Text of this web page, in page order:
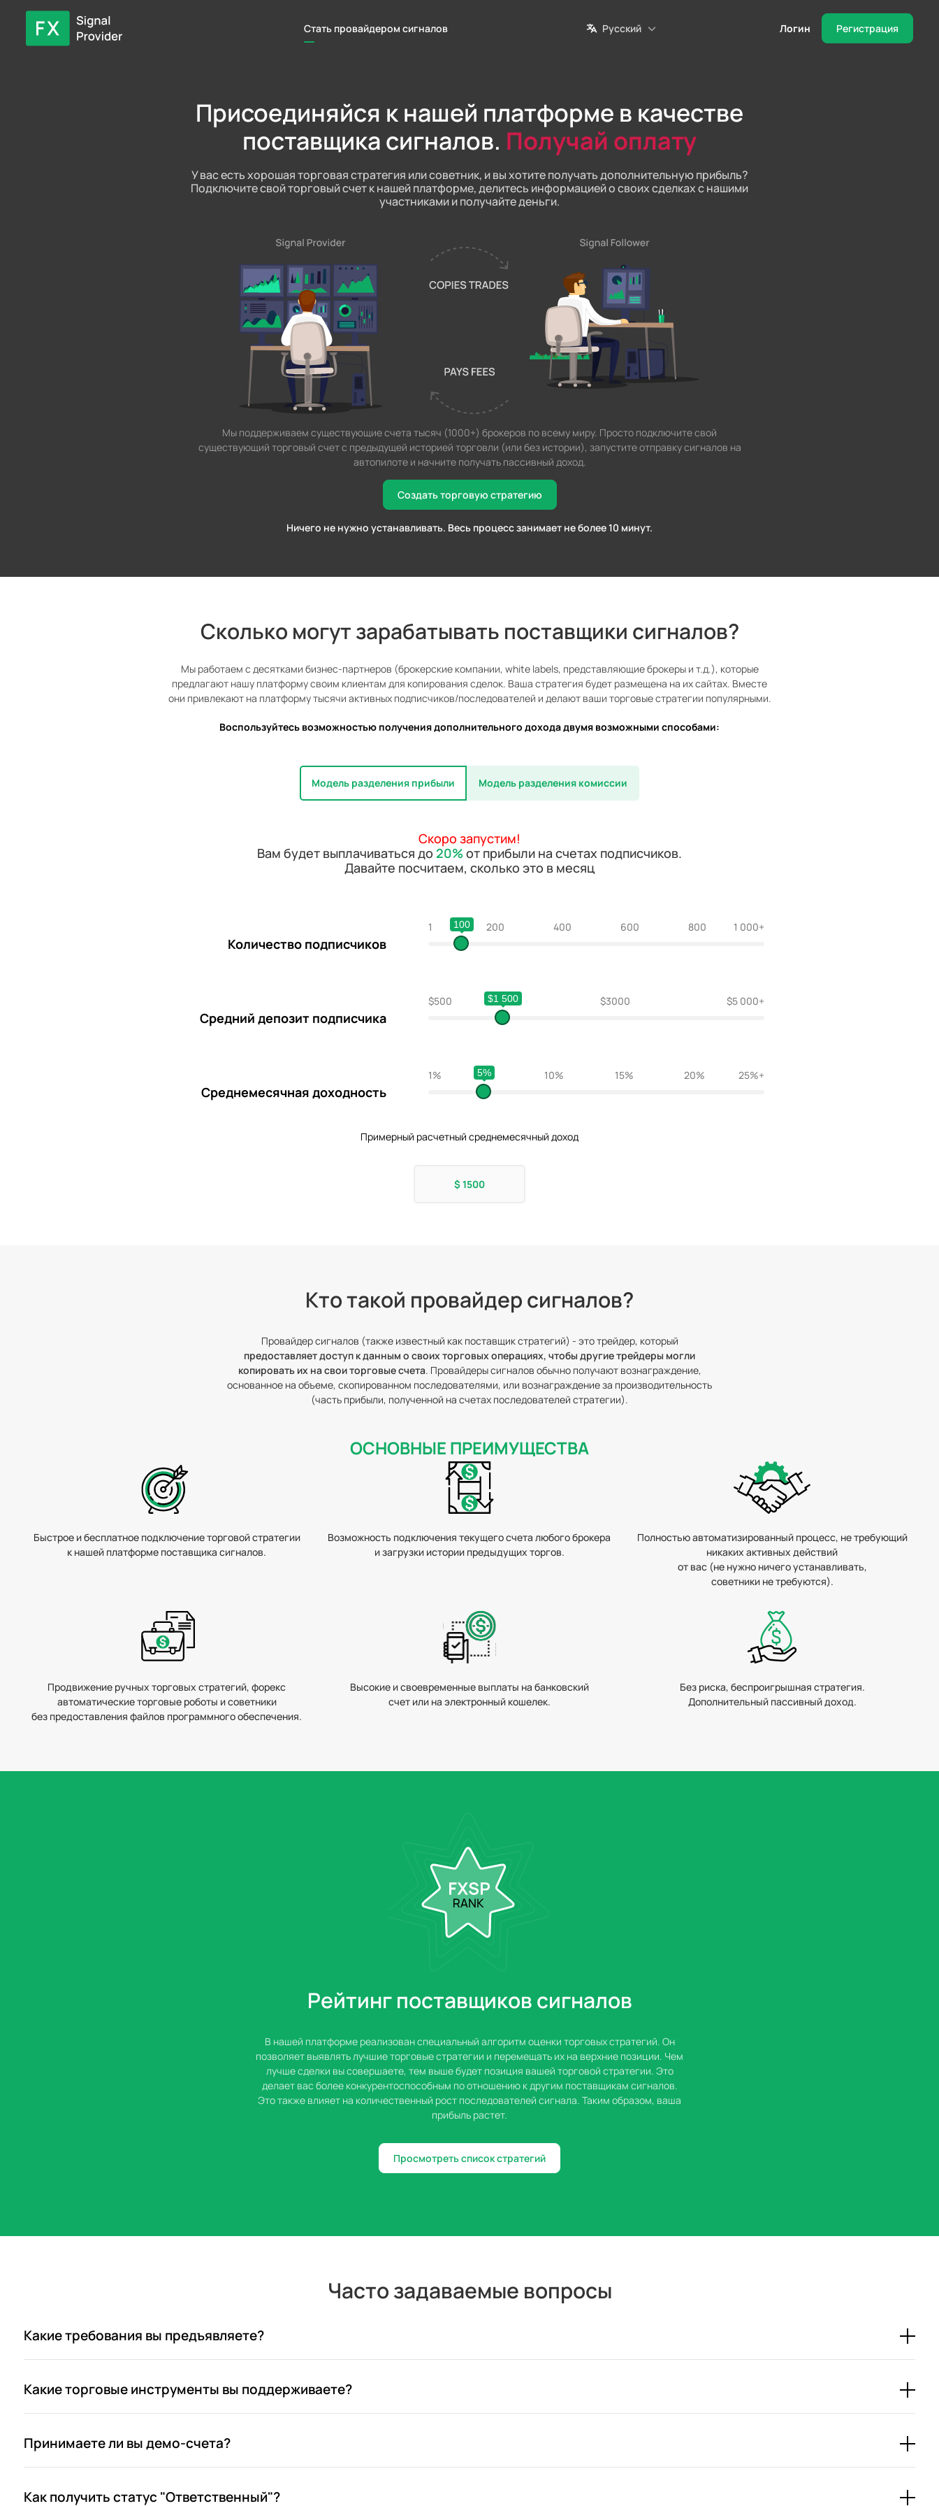
Стать провайдером сигналов Русский Логин Регистрация
Присоединяйся к нашей платформе в качестве
поставщика сигналов. Получай оплату
У вас есть хорошая торговая стратегия или советник, и вы хотите получать дополнительную прибыль?
Подключите свой торговый счет к нашей платформе, делитесь информацией о своих сделках с нашими
участниками и получайте деньги.
Мы поддерживаем существующие счета тысяч (1000+) брокеров по всему миру. Просто подключите свой
существующий торговый счет с предыдущей историей торговли (или без истории), запустите отправку сигналов на
автопилоте и начните получать пассивный доход.
Создать торговую стратегию
Ничего не нужно устанавливать. Весь процесс занимает не более 10 минут.
Сколько могут зарабатывать поставщики сигналов?
Мы работаем с десятками бизнес-партнеров (брокерские компании, white labels, представляющие брокеры и т.д.), которые
предлагают нашу платформу своим клиентам для копирования сделок. Ваша стратегия будет размещена на их сайтах. Вместе
они привлекают на платформу тысячи активных подписчиков/последователей и делают ваши торговые стратегии популярными.
Воспользуйтесь возможностью получения дополнительного дохода двумя возможными способами:
Модель разделения прибыли Модель разделения комиссии
Скоро запустим!
Вам будет выплачиваться до 20% от прибыли на счетах подписчиков.
Давайте посчитаем, сколько это в месяц
Количество подписчиков
1 1 000+
100 200 400 600 800
Средний депозит подписчика
$500 $5 000+
$1 500
$1500 $3000
Среднемесячная доходность
1% 25%
5%
5% 10% 15% 20%
Примерный расчетный среднемесячный доход
$1500
Кто такой провайдер сигналов?
Провайдер сигналов (также известный как поставщик стратегий) - это трейдер, который
предоставляет доступ к данным о своих торговых операциях, чтобы другие трейдеры могли
копировать их на свои торговые счета. Провайдеры сигналов обычно получают вознаграждение,
основанное на объеме, скопированном последователями, или вознаграждение за производительность
(часть прибыли, полученной на счетах последователей стратегии).
ОСНОВНЫЕ ПРЕИМУЩЕСТВА
Быстрое и бесплатное подключение торговой стратегии
к нашей платформе поставщика сигналов.
Возможность подключения текущего счета любого брокера
и загрузки истории предыдущих торгов.
Полностью автоматизированный процесс, не требующий
никаких активных действий
от вас (не нужно ничего устанавливать,
советники не требуются).
Продвижение ручных торговых стратегий, форекс
автоматические торговые роботы и советники
без предоставления файлов программного обеспечения.
Высокие и своевременные выплаты на банковский
счет или на электронный кошелек.
Без риска, беспроигрышная стратегия.
Дополнительный пассивный доход.
Рейтинг поставщиков сигналов
В нашей платформе реализован специальный алгоритм оценки торговых стратегий. Он
позволяет выявлять лучшие торговые стратегии и перемещать их на верхние позиции. Чем
лучше сделки вы совершаете, тем выше будет позиция вашей торговой стратегии. Это
делает вас более конкурентоспособным по отношению к другим поставщикам сигналов.
Это также влияет на количественный рост последователей сигнала. Таким образом, ваша
прибыль растет.
Просмотреть список стратегий
Часто задаваемые вопросы
Какие требования вы предъявляете?
Какие торговые инструменты вы поддерживаете?
Принимаете ли вы демо-счета?
Как получить статус "Ответственный"?